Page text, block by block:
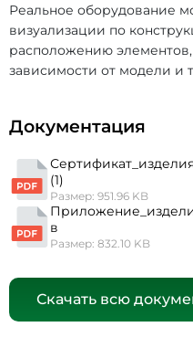
Реальное оборудование
визуализации по
расположению
зависимости от модели и
Документация
(1)
Размер: 951.96 KB
в
Размер: 832.10 KB
Скачать всю